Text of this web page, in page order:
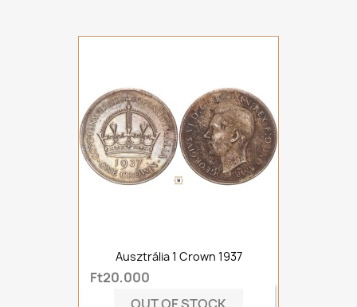
Ausztrália 1 Crown 1937
Ft20,000